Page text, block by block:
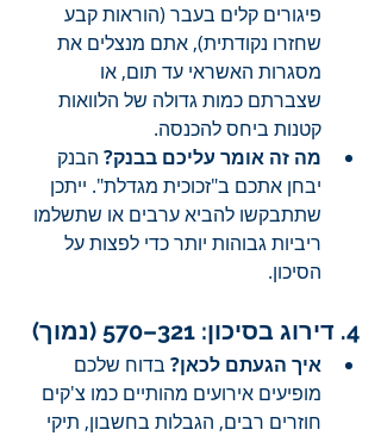
פיגורים קלים בעבר (הוראות קבע
שחזרו נקודתית), אתם מנצלים את
מסגרות האשראי עד תום, או
שצברתם כמות גדולה של הלוואות
קטנות ביחס להכנסה.
מה זה אומר עליכם בבנק? הבנק
יבחן אתכם ב"זכוכית מגדלת". ייתכן
שתתבקשו להביא ערבים או שתשלמו
ריביות גבוהות יותר כדי לפצות על
הסיכון.
4. דירוג בסיכון: 321–570 (נמוך)
איך הגעתם לכאן? בדוח שלכם
מופיעים אירועים מהותיים כמו צ'קים
חוזרים רבים, הגבלות בחשבון, תיקי